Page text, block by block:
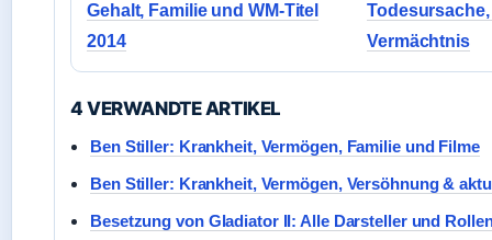
Gehalt, Familie und WM-Titel
2014
Vermächtnis
4 VERWANDTE ARTIKEL
Ben Stiller: Krankheit, Vermögen, Familie und Filme
Ben Stiller: Krankheit, Vermögen, Versöhnung &
Besetzung von Gladiator II: Alle Darsteller und